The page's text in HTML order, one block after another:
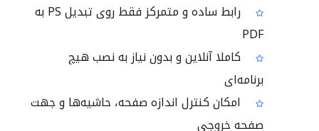
رابط ساده و متمرکز فقط روی تبدیل PS به
PDF
کاملا آنلاین و بدون نیاز به نصب هیچ
برنامه‌ای
امکان کنترل اندازه صفحه، حاشیه‌ها و جهت
صفحه خروجی